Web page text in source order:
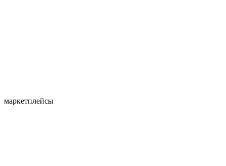
маркетплейсы